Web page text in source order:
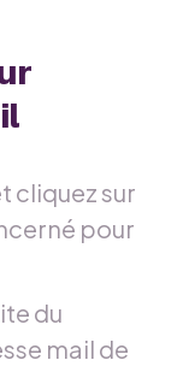
cliquez sur
pour
du
mail de